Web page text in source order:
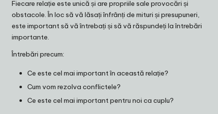
Fiecare relație este unică și are propriile sale provocări și
obstacole. În loc să vă lăsați înfrânți de mituri și presupuneri,
este important să vă întrebați și să vă răspundeți la întrebări
importante.
Întrebări precum:
Ce este cel mai important în această relație?
Cum vom rezolva conflictele?
Ce este cel mai important pentru noi ca cuplu?